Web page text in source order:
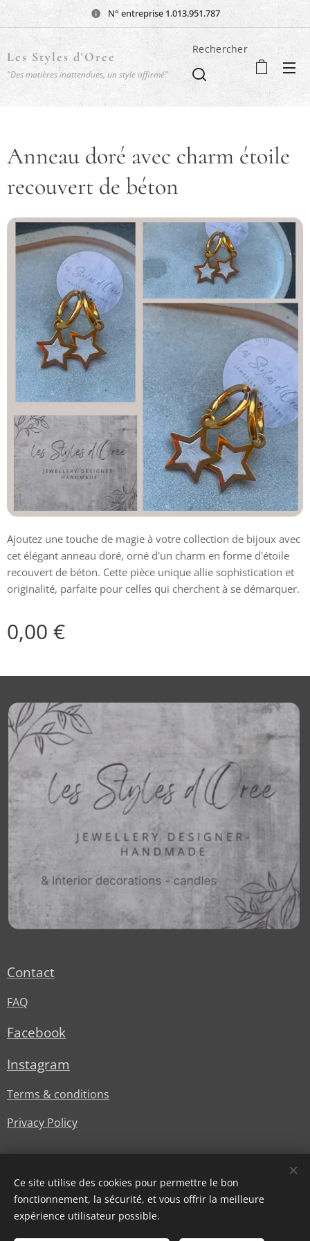
N° entreprise 1.013.951.787
Les Styles d'Oree
"Des matières inattendues, un style affirmé"
Rechercher
Anneau doré avec charm étoile
recouvert de béton
Ajoutez une touche de magie à votre collection de bijoux avec
cet élégant anneau doré, orné d'un charm en forme d'étoile
recouvert de béton. Cette pièce unique allie sophistication et
originalité, parfaite pour celles qui cherchent à se démarquer.
0,00 €
Contact
FAQ
Facebook
Instagram
Terms & conditions
Privacy Policy
Ce site utilise des cookies pour permettre le bon
fonctionnement, la sécurité, et vous offrir la meilleure
expérience utilisateur possible.